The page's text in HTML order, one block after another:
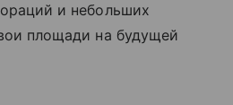
и небольших
площади на будущей